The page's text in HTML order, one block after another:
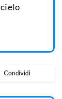
Condividi